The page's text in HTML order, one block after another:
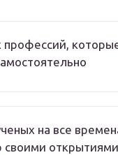
профессий,
на все
открытиями